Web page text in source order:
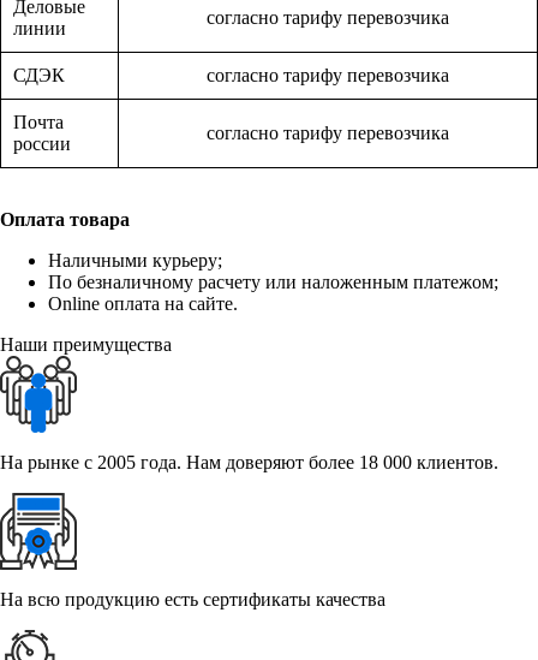
Деловые
линии
согласно тарифу перевозчика
СДЭК согласно тарифу перевозчика
Почта
россии
согласно тарифу перевозчика
Оплата товара
Наличными курьеру;
По безналичному расчету или наложенным платежом;
Online оплата на сайте.
Наши преимущества
На рынке с 2005 года. Нам доверяют более 18 000 клиентов.
На всю продукцию есть сертификаты качества